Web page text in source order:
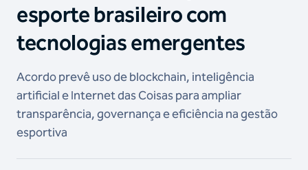
esporte brasileiro com
tecnologias emergentes
Acordo prevê uso de blockchain, inteligência
artificial e Internet das Coisas para ampliar
transparência, governança e eficiência na gestão
esportiva